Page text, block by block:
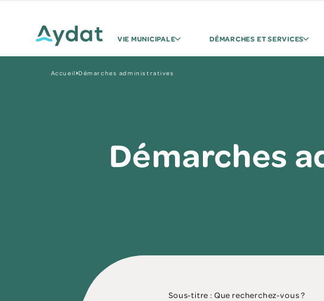
VIE MUNICIPALE DÉMARCHES ET SERVICES
Accueil Démarches administratives
Démarches
Sous-titre : Que recherchez-vous ?